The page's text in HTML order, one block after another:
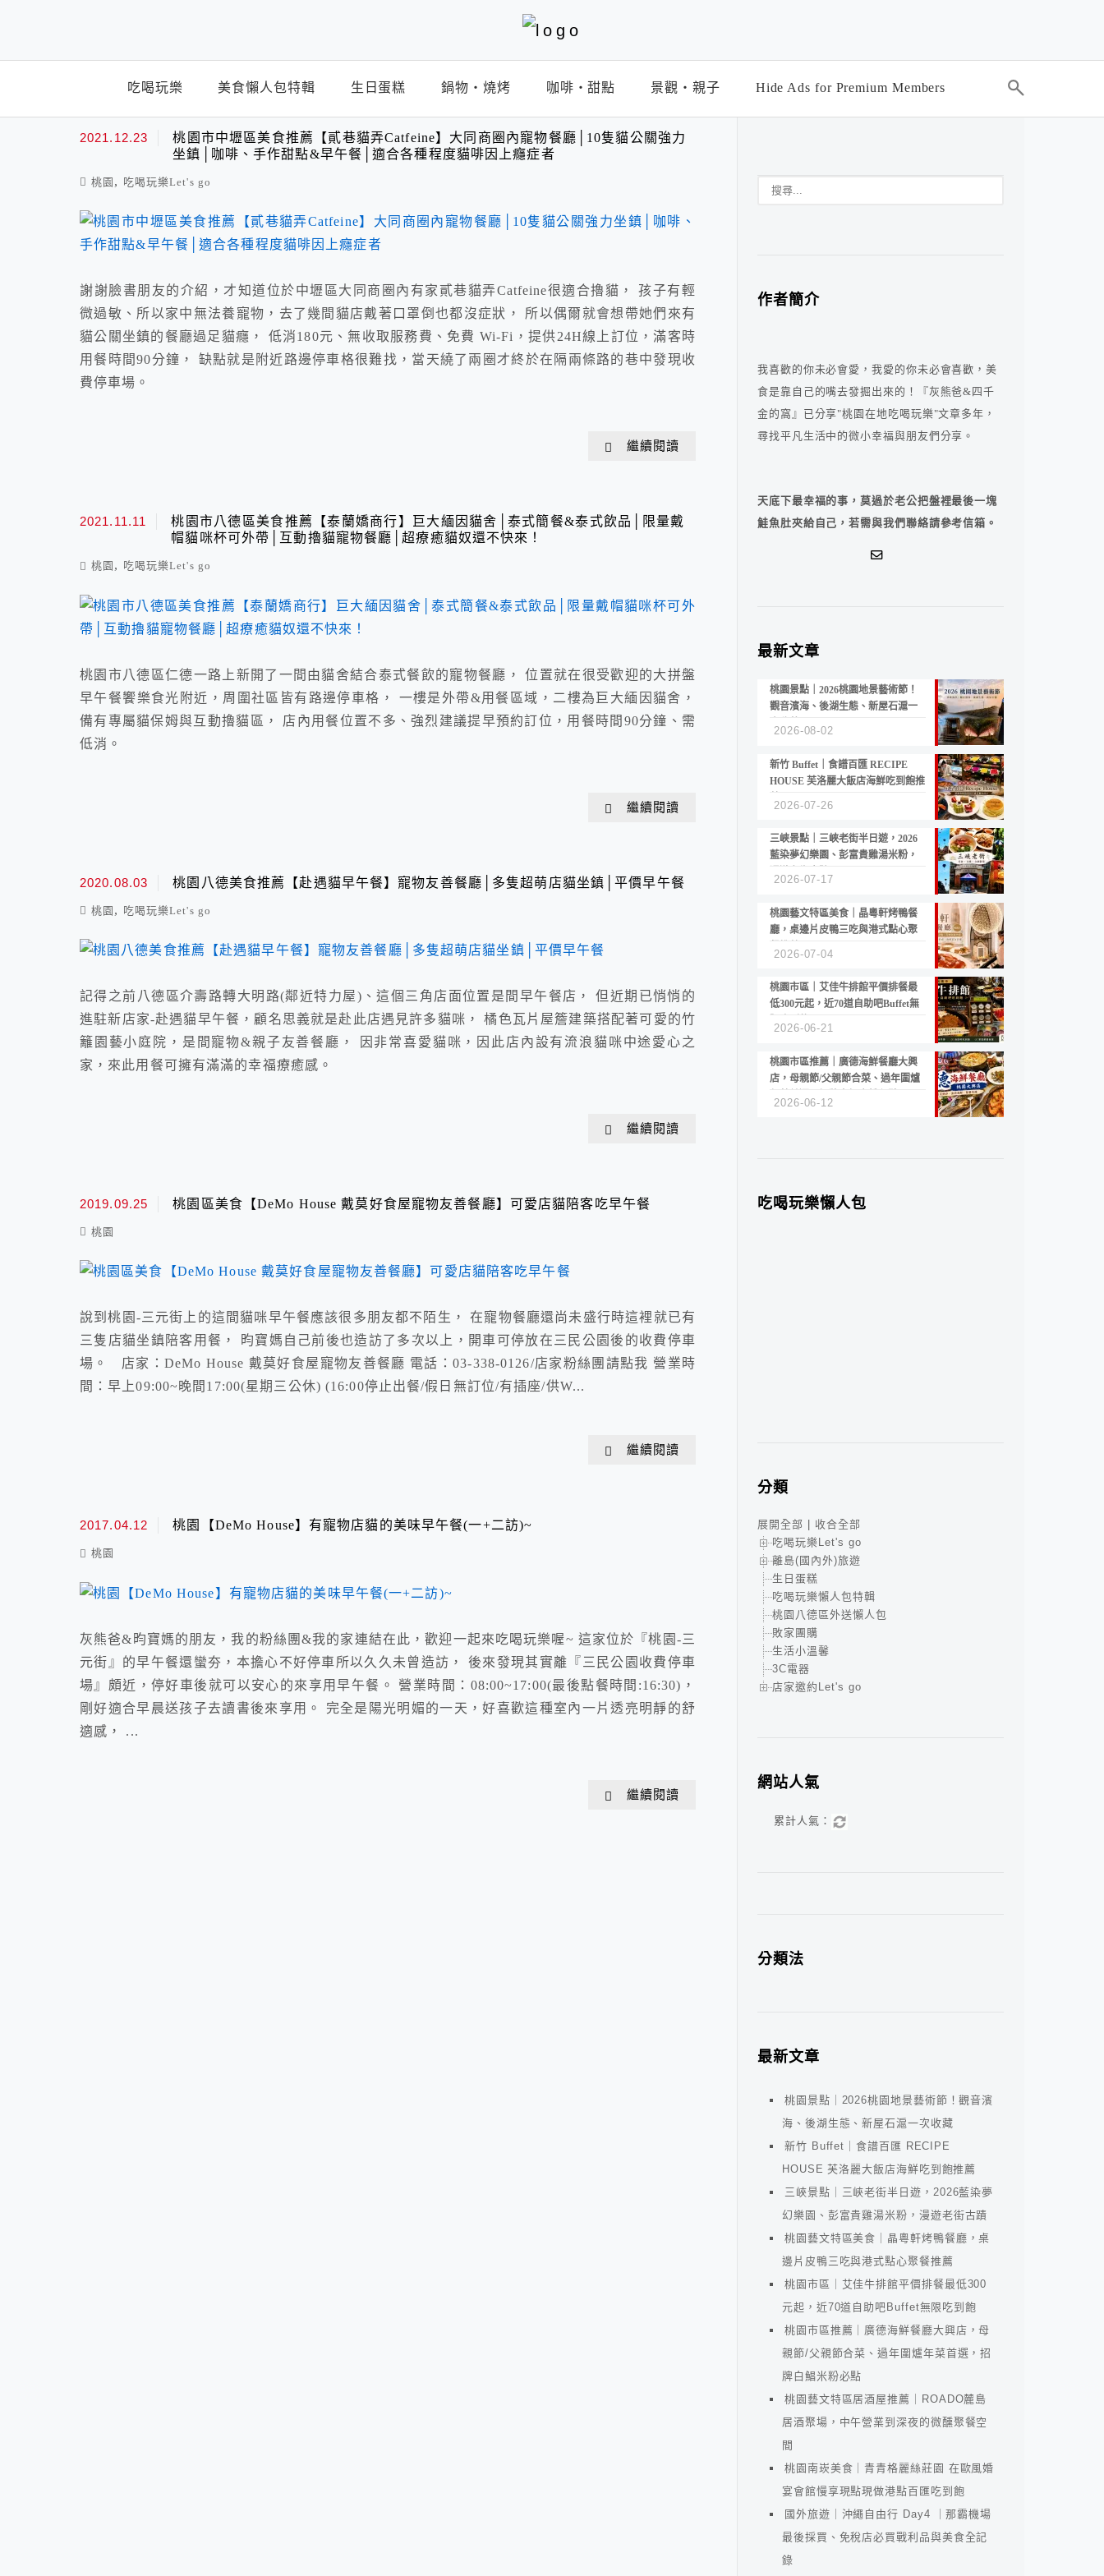
吃喝玩樂 美食懶人包特輯 生日蛋糕 鍋物‧燒烤 咖啡‧甜點 景觀‧親子 Hide Ads for Premium Members
寵物餐廳
2021.12.23
桃園市中壢區美食推薦【貳巷貓弄Catfeine】大同商圈內寵物餐廳│10隻貓公關強力
坐鎮│咖啡、手作甜點&早午餐│適合各種程度貓啡因上癮症者
桃園 , 吃喝玩樂Let's go
謝謝臉書朋友的介紹，才知道位於中壢區大同商圈內有家貳巷貓弄Catfeine很適合擼貓， 孩子有輕
微過敏、所以家中無法養寵物，去了幾間貓店戴著口罩倒也都沒症狀， 所以偶爾就會想帶她們來有
貓公關坐鎮的餐廳過足貓癮， 低消180元、無收取服務費、免費 Wi-Fi，提供24H線上訂位，滿客時
用餐時間90分鐘， 缺點就是附近路邊停車格很難找，當天繞了兩圈才終於在隔兩條路的巷中發現收
費停車場。
繼續閱讀
2021.11.11
桃園市八德區美食推薦【泰蘭嬌商行】巨大緬因貓舍│泰式簡餐&泰式飲品│限量戴
帽貓咪杯可外帶│互動擼貓寵物餐廳│超療癒貓奴還不快來！
桃園 , 吃喝玩樂Let's go
桃園市八德區仁德一路上新開了一間由貓舍結合泰式餐飲的寵物餐廳， 位置就在很受歡迎的大拼盤
早午餐饗樂食光附近，周圍社區皆有路邊停車格， 一樓是外帶&用餐區域，二樓為巨大緬因貓舍，
備有專屬貓保姆與互動擼貓區， 店內用餐位置不多、強烈建議提早預約訂位，用餐時間90分鐘、需
低消。
繼續閱讀
2020.08.03 桃園八德美食推薦【赴遇貓早午餐】寵物友善餐廳│多隻超萌店貓坐鎮│平價早午餐
桃園 , 吃喝玩樂Let's go
記得之前八德區介壽路轉大明路(鄰近特力屋)、這個三角店面位置是間早午餐店， 但近期已悄悄的
進駐新店家-赴遇貓早午餐，顧名思義就是赴此店遇見許多貓咪， 橘色瓦片屋簷建築搭配著可愛的竹
籬園藝小庭院，是間寵物&親子友善餐廳， 因非常喜愛貓咪，因此店內設有流浪貓咪中途愛心之
家，來此用餐可擁有滿滿的幸福療癒感。
繼續閱讀
2019.09.25 桃園區美食【DeMo House 戴莫好食屋寵物友善餐廳】可愛店貓陪客吃早午餐
桃園
說到桃園-三元街上的這間貓咪早午餐應該很多朋友都不陌生， 在寵物餐廳還尚未盛行時這裡就已有
三隻店貓坐鎮陪客用餐， 昀寶媽自己前後也造訪了多次以上，開車可停放在三民公園後的收費停車
場。 店家：DeMo House 戴莫好食屋寵物友善餐廳 電話：03-338-0126/店家粉絲團請點我 營業時
間：早上09:00~晚間17:00(星期三公休) (16:00停止出餐/假日無訂位/有插座/供W...
繼續閱讀
2017.04.12 桃園【DeMo House】有寵物店貓的美味早午餐(一+二訪)~
桃園
灰熊爸&昀寶媽的朋友，我的粉絲團&我的家連結在此，歡迎一起來吃喝玩樂喔~ 這家位於『桃園-三
元街』的早午餐還蠻夯，本擔心不好停車所以久久未曾造訪， 後來發現其實離『三民公園收費停車
場』頗近，停好車後就可以安心的來享用早午餐。 營業時間：08:00~17:00(最後點餐時間:16:30)，
剛好適合早晨送孩子去讀書後來享用。 完全是陽光明媚的一天，好喜歡這種室內一片透亮明靜的舒
適感， ...
繼續閱讀
作者簡介
我喜歡的你未必會愛，我愛的你未必會喜歡，美
食是靠自己的嘴去發掘出來的！『灰熊爸&四千
金的窩』已分享"桃園在地吃喝玩樂"文章多年，
尋找平凡生活中的微小幸福與朋友們分享。
天底下最幸福的事，莫過於老公把盤裡最後一塊
鮭魚肚夾給自己，若需與我們聯絡請參考信箱。
最新文章
桃園景點｜2026桃園地景藝術節！
觀音濱海、後湖生態、新屋石滬一
2026-08-02
新竹 Buffet｜食譜百匯 RECIPE
HOUSE 芙洛麗大飯店海鮮吃到飽推
2026-07-26
三峽景點｜三峽老街半日遊，2026
藍染夢幻樂園、彭富貴雞湯米粉，
2026-07-17
桃園藝文特區美食｜晶粵軒烤鴨餐
廳，桌邊片皮鴨三吃與港式點心聚
2026-07-04
桃園市區｜艾佳牛排館平價排餐最
低300元起，近70道自助吧Buffet無
2026-06-21
桃園市區推薦｜廣德海鮮餐廳大興
店，母親節/父親節合菜、過年圍爐
2026-06-12
吃喝玩樂懶人包
分類
展開全部
收合全部
吃喝玩樂Let's go
離島(國內外)旅遊
生日蛋糕
吃喝玩樂懶人包特輯
桃園八德區外送懶人包
敗家團購
生活小溫馨
3C電器
店家邀約Let's go
網站人氣
累計人氣：
分類法
最新文章
桃園景點｜2026桃園地景藝術節！觀音濱
海、後湖生態、新屋石滬一次收藏
新竹 Buffet｜食譜百匯 RECIPE
HOUSE 芙洛麗大飯店海鮮吃到飽推薦
三峽景點｜三峽老街半日遊，2026藍染夢
幻樂園、彭富貴雞湯米粉，漫遊老街古蹟
桃園藝文特區美食｜晶粵軒烤鴨餐廳，桌
邊片皮鴨三吃與港式點心聚餐推薦
桃園市區｜艾佳牛排館平價排餐最低300
元起，近70道自助吧Buffet無限吃到飽
桃園市區推薦｜廣德海鮮餐廳大興店，母
親節/父親節合菜、過年圍爐年菜首選，招
牌白鯧米粉必點
桃園藝文特區居酒屋推薦｜ROADO麓島
居酒聚場，中午營業到深夜的微醺聚餐空
間
桃園南崁美食｜青青格麗絲莊園 在歐風婚
宴會館慢享現點現做港點百匯吃到飽
國外旅遊｜沖繩自由行 Day4 ｜那霸機場
最後採買、免稅店必買戰利品與美食全記
錄